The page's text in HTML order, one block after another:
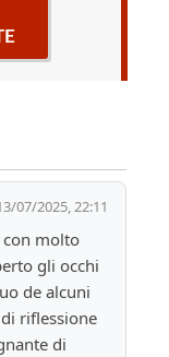
07/2025, 22:11
molto
gli occhi
de alcuni
riflessione
di